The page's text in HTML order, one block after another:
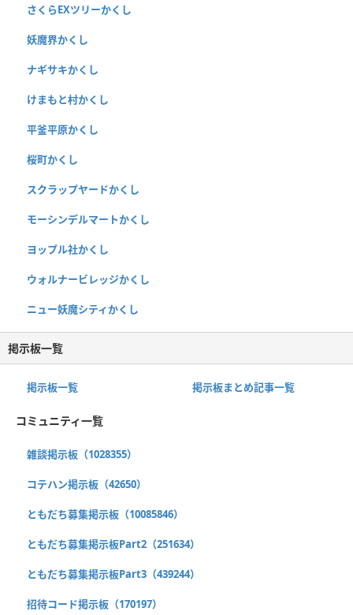
さくらEXツリーかくし
妖魔界かくし
ナギサキかくし
けまもと村かくし
平釜平原かくし
桜町かくし
スクラップヤードかくし
モーシンデルマートかくし
ヨップル社かくし
ウォルナービレッジかくし
ニュー妖魔シティかくし
掲示板一覧
掲示板一覧 掲示板まとめ記事一覧
コミュニティ一覧
雑談掲示板（1028355）
コテハン掲示板（42650）
ともだち募集掲示板（10085846）
ともだち募集掲示板Part2（251634）
ともだち募集掲示板Part3（439244）
招待コード掲示板（170197）